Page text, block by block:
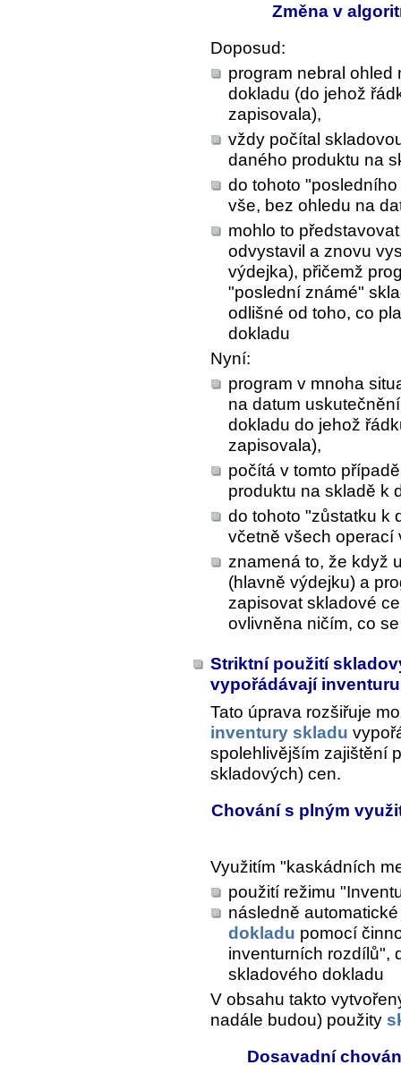
Změna v
Doposud:
program nebral ohled
dokladu (do jehož
zapisovala),
vždy počítal
daného produktu na
do tohoto
vše, bez ohledu na
mohlo to
odvystavil a znovu
výdejka), přičemž
"poslední známé"
odlišné od toho, co
dokladu
Nyní:
program v mnoha
na datum
dokladu do jehož
zapisovala),
počítá v tomto
produktu na skladě k
do tohoto "zůstatku k
včetně všech operací
znamená to, že když
(hlavně výdejku) a
zapisovat skladové
ovlivněna ničím, co
Striktní použití
vypořádávají
Tato úprava rozšiřuje
inventury skladu
spolehlivějším zajištění
skladových) cen.
Chování s plným
Využitím "kaskádních
použití režimu
následně
dokladu pomocí
inventurních rozdílů",
skladového dokladu
V obsahu takto
nadále budou) použity
Dosavadní